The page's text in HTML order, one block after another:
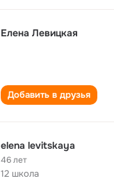
Елена Левицкая
Добавить в друзья
elena levitskaya
46 лет
12 школа